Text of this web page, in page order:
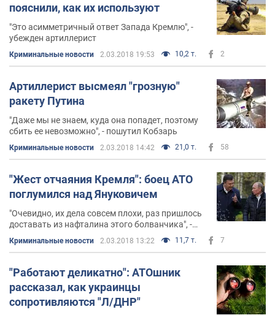
пояснили, как их используют
"Это асимметричный ответ Запада Кремлю", -
убежден артиллерист
Криминальные новости 2.03.2018 19:53 10,2 т. 2
Артиллерист высмеял "грозную"
ракету Путина
"Даже мы не знаем, куда она попадет, поэтому
сбить ее невозможно", - пошутил Кобзарь
Криминальные новости 2.03.2018 14:42 21,0 т. 58
"Жест отчаяния Кремля": боец АТО
поглумился над Януковичем
"Очевидно, их дела совсем плохи, раз пришлось
доставать из нафталина этого болванчика", -
Криминальные новости 2.03.2018 13:22 11,7 т. 7
"Работают деликатно": АТОшник
рассказал, как украинцы
сопротивляются "Л/ДНР"